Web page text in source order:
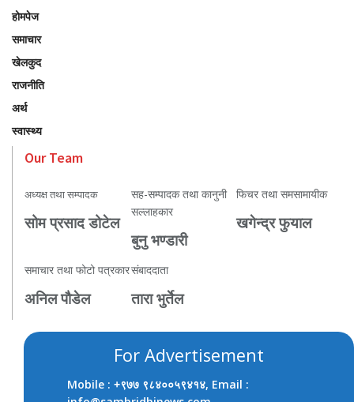
होमपेज
समाचार
खेलकुद
राजनीति
अर्थ
स्वास्थ्य
Our Team
अध्यक्ष तथा सम्पादक
सोम प्रसाद डोटेल
सह-सम्पादक तथा कानुनी
सल्लाहकार
बुनु भण्डारी
फिचर तथा समसामायीक
खगेन्द्र फुयाल
समाचार तथा फोटो पत्रकार
अनिल पौडेल
संबाददाता
तारा भुर्तेल
For Advertisement
Mobile : +९७७ ९८४००५९४१४, Email :